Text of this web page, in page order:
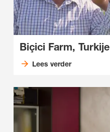
Biçici Farm, Turkije
Lees verder